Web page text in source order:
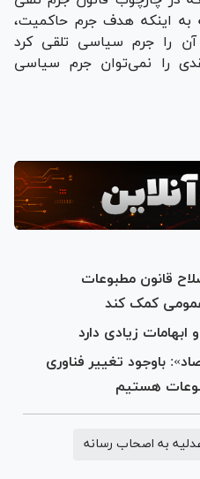
اینکه هدف جرم حاکمیت،
را جرم سیاسی تلقی کرد
را نمی‌توان جرم سیاسی
قانون مطبوعات
کمک کند
زیادی دارد
باوجود تغییر فناوری
هستیم
به اصحاب رسانه